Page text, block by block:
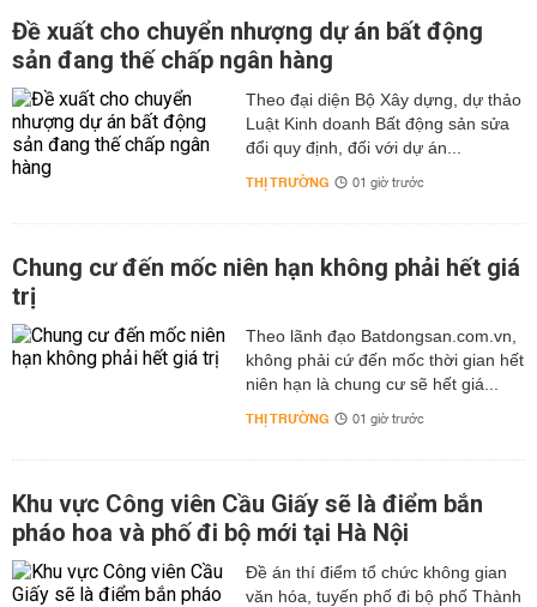
Đề xuất cho chuyển nhượng dự án bất động
sản đang thế chấp ngân hàng
Theo đại diện Bộ Xây dựng, dự thảo
Luật Kinh doanh Bất động sản sửa
đổi quy định, đối với dự án...
THỊ TRƯỜNG 01 giờ trước
Chung cư đến mốc niên hạn không phải hết giá
trị
Theo lãnh đạo Batdongsan.com.vn,
không phải cứ đến mốc thời gian hết
niên hạn là chung cư sẽ hết giá...
THỊ TRƯỜNG 01 giờ trước
Khu vực Công viên Cầu Giấy sẽ là điểm bắn
pháo hoa và phố đi bộ mới tại Hà Nội
Đề án thí điểm tổ chức không gian
văn hóa, tuyến phố đi bộ phố Thành